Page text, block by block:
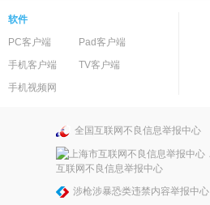
软件
PC客户端
Pad客户端
手机客户端
TV客户端
手机视频网
全国互联网不良信息举报中心
互联网不良信息举报中心
涉枪涉暴恐类违禁内容举报中心